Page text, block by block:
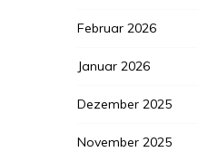
Februar 2026
Januar 2026
Dezember 2025
November 2025